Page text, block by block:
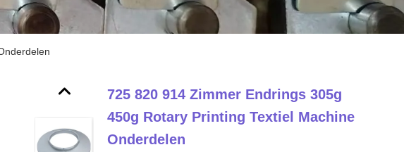
725 820 914 Zimmer Endrings 305g
450g Rotary Printing Textiel Machine
Onderdelen